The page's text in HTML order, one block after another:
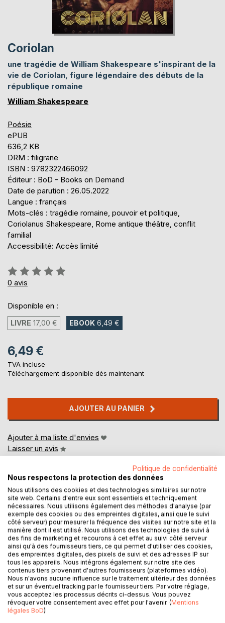
Coriolan
une tragédie de William Shakespeare s'inspirant de la
vie de Coriolan, figure légendaire des débuts de la
république romaine
William Shakespeare
Poésie
ePUB
636,2 KB
DRM : filigrane
ISBN : 9782322466092
Éditeur : BoD - Books on Demand
Date de parution : 26.05.2022
Langue : français
Mots-clés : tragédie romaine, pouvoir et politique,
Coriolanus Shakespeare, Rome antique théâtre, conflit
familial
Accessibilité: Accès limité
Évaluation:
0%
0 avis
Disponible en :
LIVRE 17,00 € EBOOK 6,49 €
6,49 €
TVA incluse
Téléchargement disponible dès maintenant
AJOUTER AU PANIER
Ajouter à ma liste d'envies
Laisser un avis
DESCRIPTION
RÉSUMÉ :
"Coriolan" est l'une des oeuvres les plus puissantes de
William Shakespeare, explorant les thèmes intemporels du
pouvoir, de la fierté et de la politique. La pièce se déroule
dans la Rome antique, où le général Coriolanus, après avoir
remporté de nombreuses batailles, est proposé pour le
poste de consul. Cependant, son mépris pour le peuple et
Politique de confidentialité
Nous respectons la protection des données
Nous utilisons des cookies et des technologies similaires sur notre
site web. Certains d'entre eux sont essentiels et techniquement
nécessaires. Nous utilisons également des méthodes d'analyse (par
exemple des cookies ou des empreintes digitales, ainsi que le suivi
côté serveur) pour mesurer la fréquence des visites sur notre site et la
manière dont il est utilisé. Nous utilisons des technologies de suivi à
des fins de marketing et recourons à cet effet au suivi côté serveur
ainsi qu'à des fournisseurs tiers, ce qui permet d'utiliser des cookies,
des empreintes digitales, des pixels de suivi et des adresses IP sur
tous les appareils. Nous intégrons également sur notre site des
contenus tiers provenant d'autres fournisseurs (plateformes vidéo).
Nous n'avons aucune influence sur le traitement ultérieur des données
et sur un éventuel tracking par le fournisseur tiers. Par votre réglage,
vous acceptez les processus décrits ci-dessus. Vous pouvez
révoquer votre consentement avec effet pour l'avenir. (Mentions
légales BoD)